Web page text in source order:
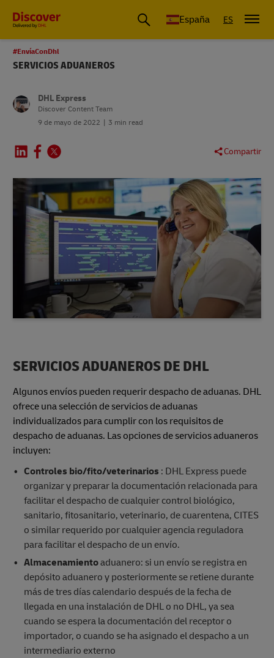
España ES
#EnvíaConDhl
SERVICIOS ADUANEROS
DHL Express
Discover Content Team
9 de mayo de 2022
3 min read
Compartir
SERVICIOS ADUANEROS DE DHL
Algunos envíos pueden requerir despacho de aduanas. DHL
ofrece una selección de servicios de aduanas
individualizados para cumplir con los requisitos de
despacho de aduanas. Las opciones de servicios aduaneros
incluyen:
Controles bio/fito/veterinarios : DHL Express puede
organizar y preparar la documentación relacionada para
facilitar el despacho de cualquier control biológico,
sanitario, fitosanitario, veterinario, de cuarentena, CITES
o similar requerido por cualquier agencia reguladora
para facilitar el despacho de un envío.
Almacenamientoaduanero: si un envío se registra en
depósito aduanero y posteriormente se retiene durante
más de tres días calendario después de la fecha de
llegada en una instalación de DHL o no DHL, ya sea
cuando se espera la documentación del receptor o
importador, o cuando se ha asignado el despacho a un
intermediario externo